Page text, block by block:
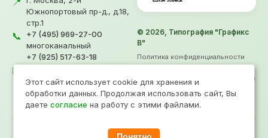
Южнопортовый пр-д., д.18,
стр.1
📞
+7 (495) 969-27-00
многоканальный
+7 (925) 517-63-18
✉️
© 2026, Типография "Графикс
В"
Политика конфиденциальности
Информация не является офертой
Продвижение
Этот сайт использует cookie для хранения и
обработки данных. Продолжая использовать сайт, Вы
даетесогласие на работу с этими файлами.